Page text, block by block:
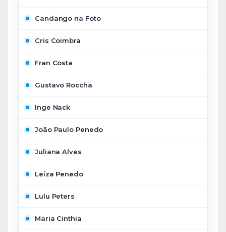
Candango na Foto
Cris Coimbra
Fran Costa
Gustavo Roccha
Inge Nack
João Paulo Penedo
Juliana Alves
Leíza Penedo
Lulu Peters
Maria Cinthia